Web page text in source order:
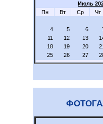
Июль
Пн
Вт Ср Чт
4
5 6
11
12 13
18
19 20 21
25
26 27